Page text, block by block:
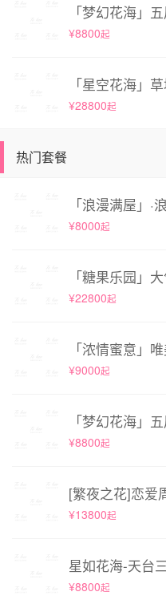
「梦幻花海」
¥8800起
「星空花海」
¥28800起
热门套餐
「浪漫满屋」·
¥8000起
「糖果乐园」
¥22800起
「浓情蜜意」
¥9000起
「梦幻花海」
¥8800起
[繁夜之花]恋爱
¥13800起
星如花海-天台
¥8800起